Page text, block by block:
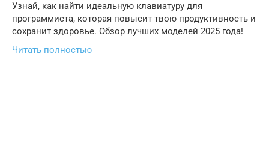
Узнай, как найти идеальную клавиатуру для
программиста, которая повысит твою продуктивность и
сохранит здоровье. Обзор лучших моделей 2025 года!
Читать полностью